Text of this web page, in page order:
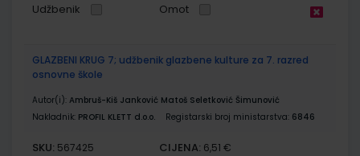
Udžbenik Omot
GLAZBENI KRUG 7; udžbenik glazbene kulture za 7. razred
osnovne škole
Autor(i): Ambruš-Kiš Janković Matoš Seletković Šimunović
Nakladnik: PROFIL KLETT d.o.o. Registarski broj ministarstva: 6846
SKU: 567425 CIJENA: 6,51 €